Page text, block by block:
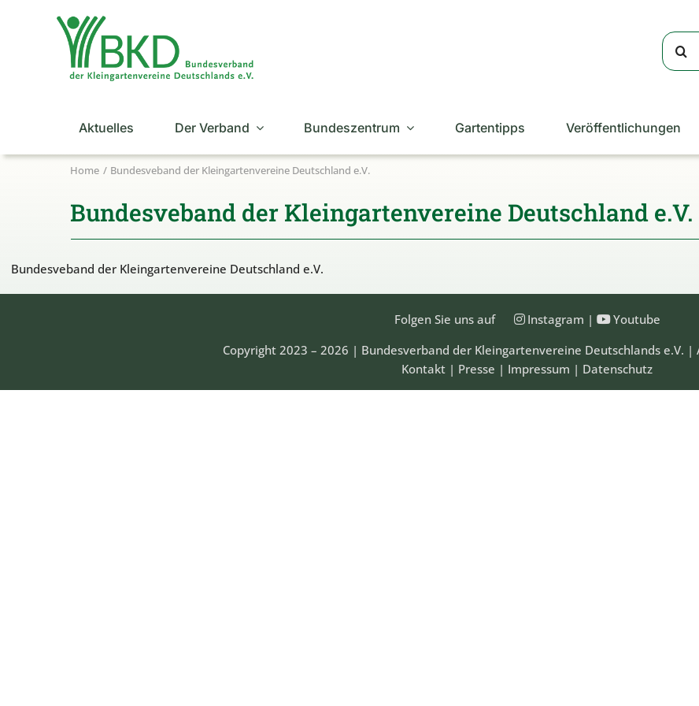
Suche
nach:
Aktuelles Der Verband Bundeszentrum Gartentipps Veröffentlichungen
Home Bundesveband der Kleingartenvereine Deutschland e.V.
Bundesveband der Kleingartenvereine Deutschland e.V.
Bundesveband der Kleingartenvereine Deutschland e.V.
Folgen Sie uns auf Instagram |
Youtube
Copyright 2023 – 2026 | Bundesverband der Kleingartenvereine Deutschlands e.V.
Kontakt | Presse | Impressum | Datenschutz